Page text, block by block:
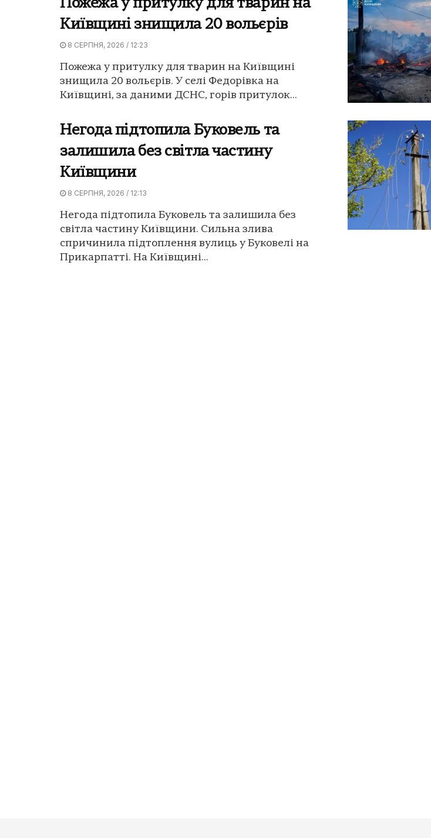
Пожежа у притулку для тварин на
Київщині знищила 20 вольєрів
8 СЕРПНЯ, 2026 / 12:23
Пожежа у притулку для тварин на Київщині
знищила 20 вольєрів. У селі Федорівка на
Київщині, за даними ДСНС, горів притулок...
Негода підтопила Буковель та
залишила без світла частину
Київщини
8 СЕРПНЯ, 2026 / 12:13
Негода підтопила Буковель та залишила без
світла частину Київщини. Сильна злива
спричинила підтоплення вулиць у Буковелі на
Прикарпатті. На Київщині...